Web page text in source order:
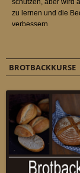
BROTBACKKURSE